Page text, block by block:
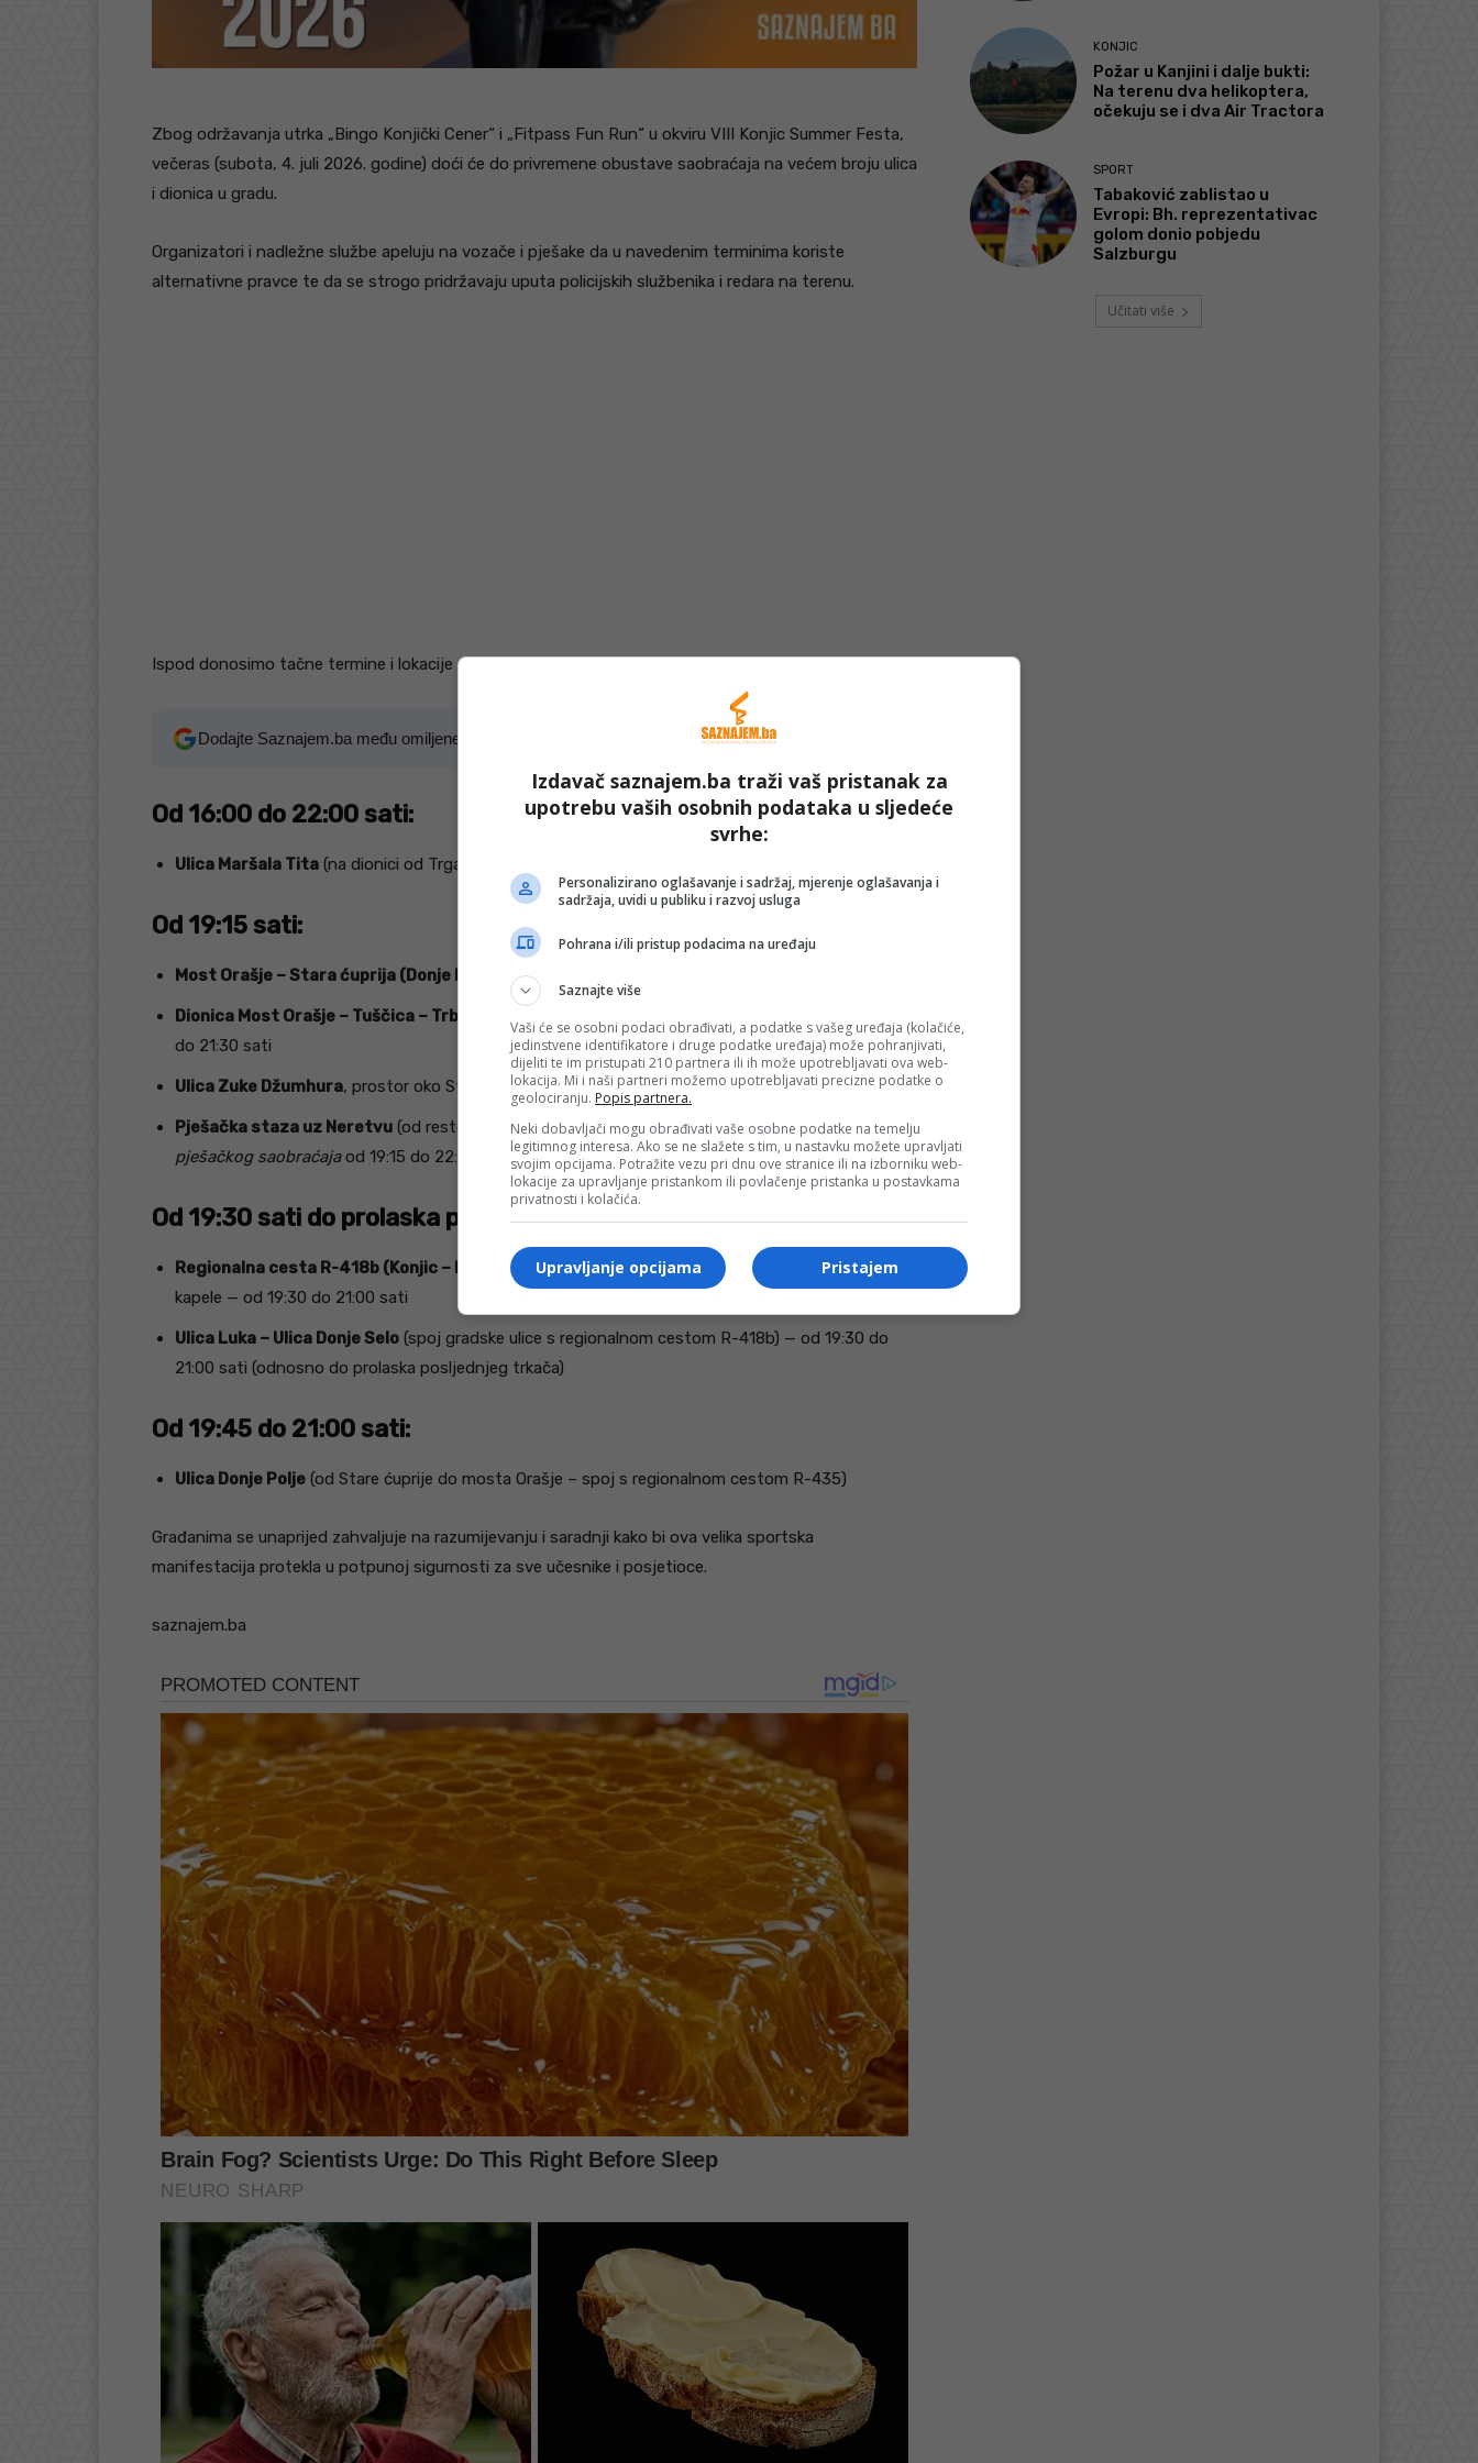
Zbog održavanja utrka „Bingo Konjički Cener“ i „Fitpass Fun Run“ u okviru VIII Konjic Summer Festa,
večeras (subota, 4. juli 2026. godine) doći će do privremene obustave saobraćaja na većem broju ulica
i dionica u gradu.
Organizatori i nadležne službe apeluju na vozače i pješake da u navedenim terminima koriste
alternativne pravce te da se strogo pridržavaju uputa policijskih službenika i redara na terenu.
Ispod donosimo tačne termine i lokacije obustava:
Dodajte Saznajem.ba među omiljene izvore na Googleu
Od 16:00 do 22:00 sati:
Ulica Maršala Tita (na dionici od Trga državnosti do Stare ćuprije – Kej)
Od 19:15 sati:
Most Orašje – Stara ćuprija (Donje Polje) — od 19:15 do 21:00 sati
Dionica Most Orašje – Tuščica – Trbića Polje – okretište kod benzinske pumpe Hari
do 21:30 sati
Ulica Zuke Džumhura, prostor oko Stare ćuprije i Stare čaršije — od 19:15 do 22:00 sati
Pješačka staza uz Neretvu (od restorana Miris lipe do mosta Soliteri–Bazeni) —obustava
pješačkog saobraćajaod 19:15 do 22:00 sati
Od 19:30 sati do prolaska posljednjeg učesnika:
Regionalna cesta R-418b (Konjic – Buturović Polje), dionica most Drecelj – podvožnjak kod
kapele — od 19:30 do 21:00 sati
Ulica Luka – Ulica Donje Selo (spoj gradske ulice s regionalnom cestom R-418b) — od 19:30 do
21:00 sati (odnosno do prolaska posljednjeg trkača)
Od 19:45 do 21:00 sati:
Ulica Donje Polje (od Stare ćuprije do mosta Orašje – spoj s regionalnom cestom R-435)
Građanima se unaprijed zahvaljuje na razumijevanju i saradnji kako bi ova velika sportska
manifestacija protekla u potpunoj sigurnosti za sve učesnike i posjetioce.
saznajem.ba
KONJIC
Požar u Kanjini i dalje bukti:
Na terenu dva helikoptera,
očekuju se i dva Air Tractora
SPORT
Tabaković zablistao u
Evropi: Bh. reprezentativac
golom donio pobjedu
Salzburgu
Učitati više
Izdavač saznajem.ba traži vaš pristanak za
upotrebu vaših osobnih podataka u sljedeće
svrhe:
Personalizirano oglašavanje i sadržaj, mjerenje oglašavanja i
sadržaja, uvidi u publiku i razvoj usluga
Pohrana i/ili pristup podacima na uređaju
Saznajte više
Vaši će se osobni podaci obrađivati, a podatke s vašeg uređaja (kolačiće,
jedinstvene identifikatore i druge podatke uređaja) može pohranjivati,
dijeliti te im pristupati 210 partnera ili ih može upotrebljavati ova web-
lokacija. Mi i naši partneri možemo upotrebljavati precizne podatke o
geolociranju. Popis partnera.
Neki dobavljači mogu obrađivati vaše osobne podatke na temelju
legitimnog interesa. Ako se ne slažete s tim, u nastavku možete upravljati
svojim opcijama. Potražite vezu pri dnu ove stranice ili na izborniku web-
lokacije za upravljanje pristankom ili povlačenje pristanka u postavkama
privatnosti i kolačića.
Pristajem
Upravljanje opcijama